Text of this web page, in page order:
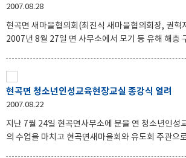
보건지소 건물구조로는 진료실을 비롯한 건강증진실, 숙소, 외부 화장실 1
동 등 을 갖춤으로서 거주와 보건의료서비스를 동시
역주민 의료서비스 만족도를 크게 향상시킬 것으로 기대
2007.08.28
현곡면 새마을협의회(최진식 새마을협의회장, 권혁
2007년 8월 27일 면 사무소에서 모기 등 유해 해충
다. 또한 현곡면 새마을협의회에서는 매년 새마을 방역봉사대를 조직하여,
각 마을 지도자별로 돌아가면서 우리 마을의 방역소
마음으로 방역소독에 최선을 다하고 있으며, 새마을
장담그기를 통하여 무의탁 노인 등 어려운 세대에 김장을
현곡면 청소년인성교육현장교실 종강식 열려
2007.08.22
지난 7월 24일 현곡면사무소에 문을 연 청소년인성
의 수업을 마치고 현곡면새마을회와 유도회 주관으